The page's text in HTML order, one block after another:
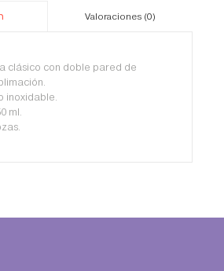
Valoraciones (0)
clásico con doble pared de
inoxidable.
ml.